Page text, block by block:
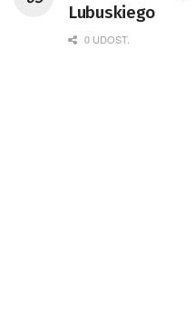
Badań
Lubuskiego
0 UDOST.